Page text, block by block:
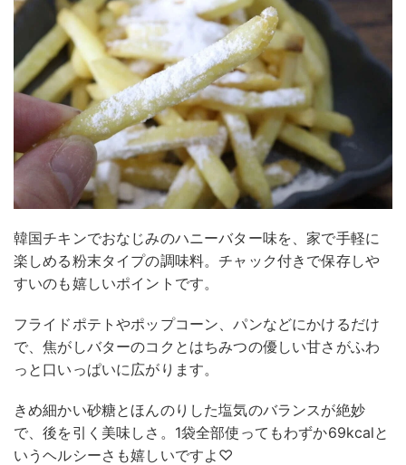
韓国チキンでおなじみのハニーバター味を、家で手軽に
楽しめる粉末タイプの調味料。チャック付きで保存しや
すいのも嬉しいポイントです。
フライドポテトやポップコーン、パンなどにかけるだけ
で、焦がしバターのコクとはちみつの優しい甘さがふわ
っと口いっぱいに広がります。
きめ細かい砂糖とほんのりした塩気のバランスが絶妙
で、後を引く美味しさ。1袋全部使ってもわずか69kcalと
いうヘルシーさも嬉しいですよ♡